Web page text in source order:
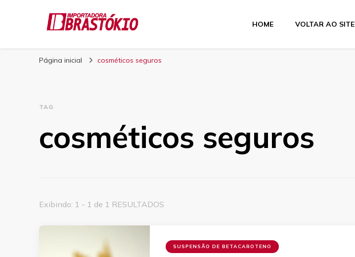
Blog Brastokio
HOME VOLTAR AO SITE
Página inicial cosméticos seguros
TAG
cosméticos seguros
Exibindo: 1 - 1 de 1 RESULTADOS
SUSPENSÃO DE BETACAROTENO